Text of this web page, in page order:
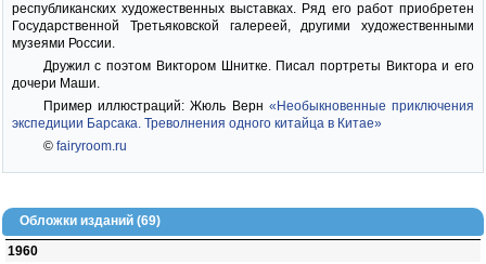
республиканских художественных выставках. Ряд его работ приобретен
Государственной Третьяковской галереей, другими художественными
музеями России.
Дружил с поэтом Виктором Шнитке. Писал портреты Виктора и его
дочери Маши.
Пример иллюстраций: Жюль Верн «Необыкновенные приключения
экспедиции Барсака. Треволнения одного китайца в Китае»
© fairyroom.ru
Обложки изданий (69)
1960